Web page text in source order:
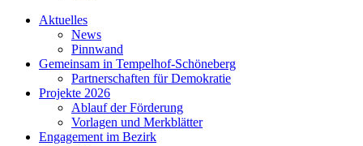
Aktuelles
News
Pinnwand
Gemeinsam in Tempelhof-Schöneberg
Partnerschaften für Demokratie
Projekte 2026
Ablauf der Förderung
Vorlagen und Merkblätter
Engagement im Bezirk